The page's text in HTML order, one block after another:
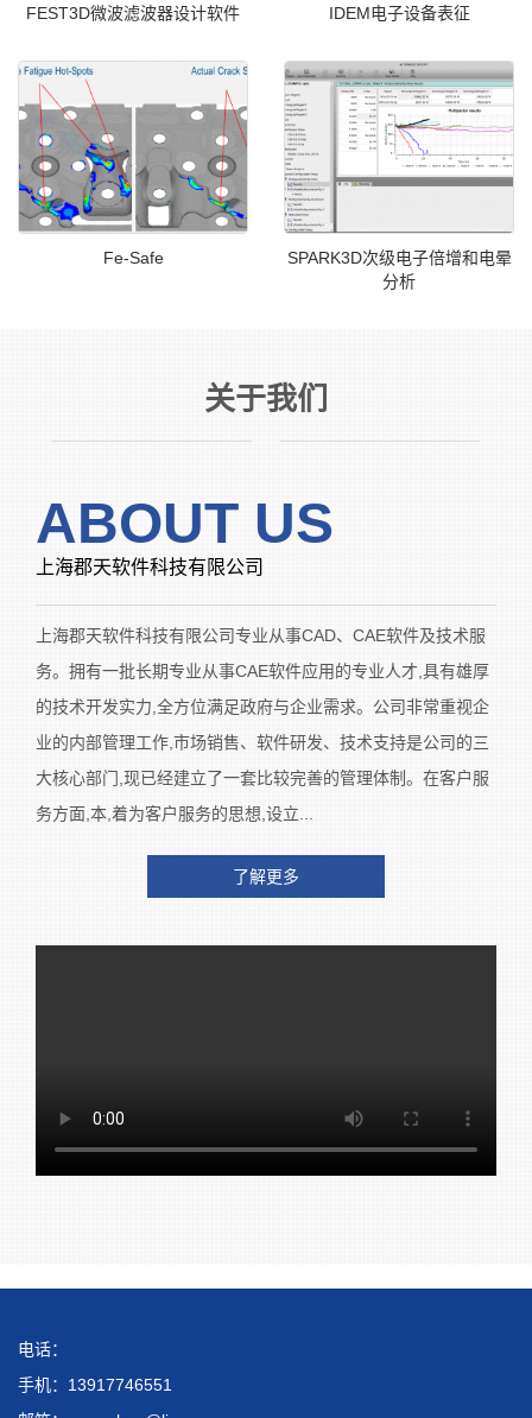
FEST3D微波滤波器设计软件 IDEM电子设备表征
Fe-Safe
SPARK3D次级电子倍增和电晕
分析
关于我们
———————————— ————————————
ABOUT US
上海郡天软件科技有限公司
上海郡天软件科技有限公司专业从事CAD、CAE软件及技术服
务。拥有一批长期专业从事CAE软件应用的专业人才,具有雄厚
的技术开发实力,全方位满足政府与企业需求。公司非常重视企
业的内部管理工作,市场销售、软件研发、技术支持是公司的三
大核心部门,现已经建立了一套比较完善的管理体制。在客户服
务方面,本,着为客户服务的思想,设立...
了解更多
电话：
手机：13917746551